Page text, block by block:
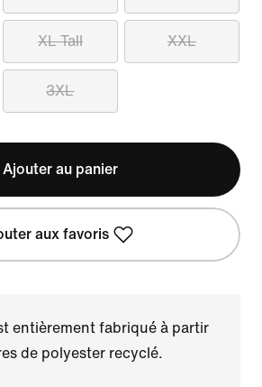
XL Tall XXL
3XL
Ajouter au panier
aux favoris
entièrement fabriqué à partir
de polyester recyclé.